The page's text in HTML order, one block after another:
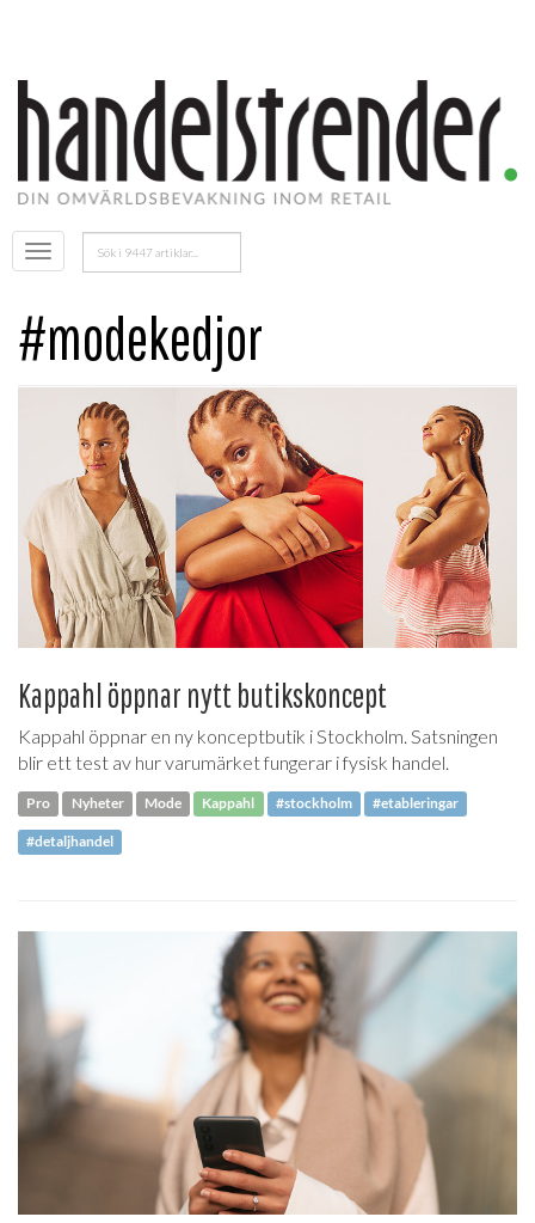
Öppna
menyn
Sök
efter:
#modekedjor
Kappahl öppnar nytt butikskoncept
Kappahl öppnar en ny konceptbutik i Stockholm. Satsningen
blir ett test av hur varumärket fungerar i fysisk handel.
Pro Nyheter Mode Kappahl #stockholm #etableringar
#detaljhandel